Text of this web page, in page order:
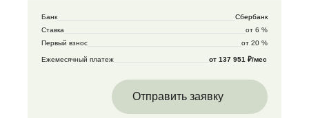
Банк
Сбербанк
Ставка
от 6 %
Первый взнос
от 20 %
Ежемесячный платеж от 137 951 ₽/мес
Отправить заявку